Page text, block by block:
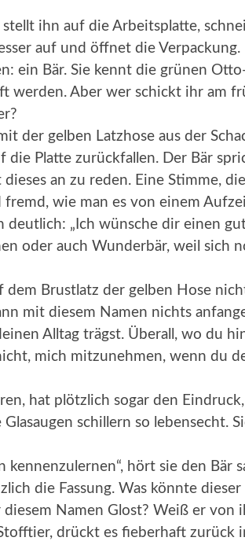
ihn auf die Arbeitsplatte,
auf und öffnet die Verpackung.
ein Bär. Sie kennt die grünen
werden. Aber wer schickt ihr am
der gelben Latzhose aus der
die Platte zurückfallen. Der Bär
an zu reden. Eine Stimme,
wie man es von einem
deutlich: „Ich wünsche dir einen
oder auch Wunderbär, weil sich
dem Brustlatz der gelben Hose
mit diesem Namen nichts
Alltag trägst. Überall, wo du
mich mitzunehmen, wenn du
hat plötzlich sogar den
schillern so lebensecht.
hört sie den Bär
die Fassung. Was könnte
Namen Glost? Weiß er von
drückt es fieberhaft zurück